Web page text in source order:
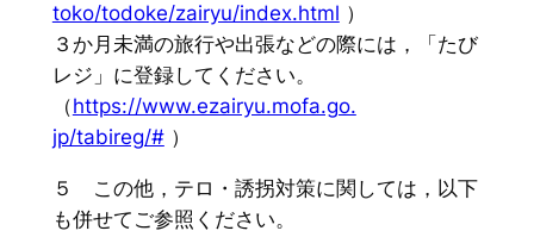
toko/todoke/zairyu/index.html ）
３か月未満の旅行や出張などの際には，「たび
レジ」 に登録してください。
（https://www.ezairyu.mofa.go.
jp/tabireg/#）
５ この他，テロ・誘拐対策に関しては， 以下
も併せてご参照ください。